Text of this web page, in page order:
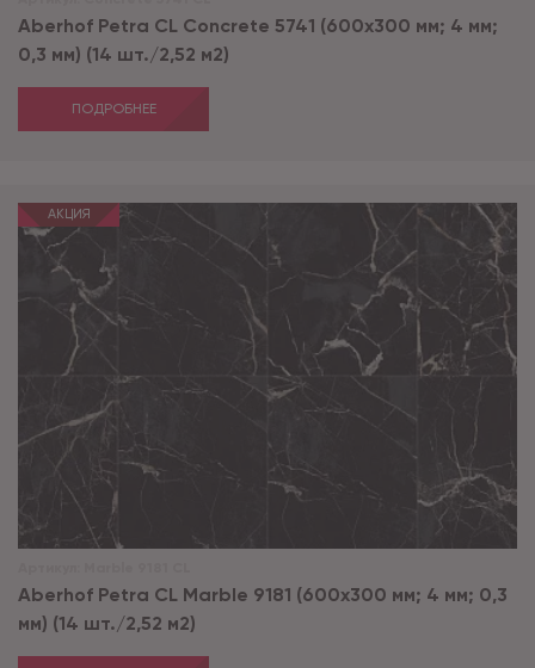
Aberhof Petra CL Concrete 5741 (600x300 мм; 4 мм;
0,3 мм) (14 шт./2,52 м2)
ПОДРОБНЕЕ
АКЦИЯ
Aberhof Petra CL Marble 9181 (600x300 мм; 4 мм; 0,3
мм) (14 шт./2,52 м2)